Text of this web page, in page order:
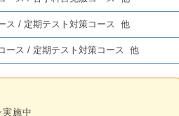
ス /定期テスト対策コース 他
ース /定期テスト対策コース 他
実施中